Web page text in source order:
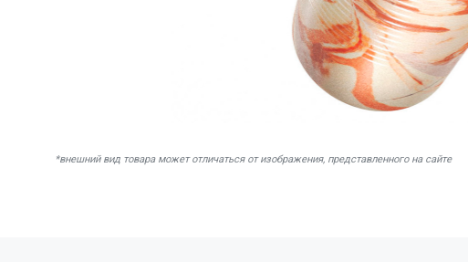
*внешний вид товара может отличаться от изображения, представленного на сайте